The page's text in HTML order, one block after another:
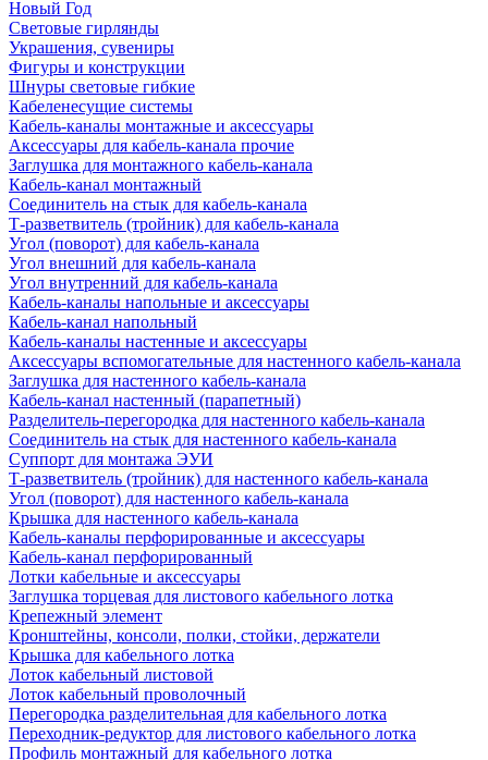
Новый Год
Световые гирлянды
Украшения, сувениры
Фигуры и конструкции
Шнуры световые гибкие
Кабеленесущие системы
Кабель-каналы монтажные и аксессуары
Аксессуары для кабель-канала прочие
Заглушка для монтажного кабель-канала
Кабель-канал монтажный
Соединитель на стык для кабель-канала
Т-разветвитель (тройник) для кабель-канала
Угол (поворот) для кабель-канала
Угол внешний для кабель-канала
Угол внутренний для кабель-канала
Кабель-каналы напольные и аксессуары
Кабель-канал напольный
Кабель-каналы настенные и аксессуары
Аксессуары вспомогательные для настенного кабель-канала
Заглушка для настенного кабель-канала
Кабель-канал настенный (парапетный)
Разделитель-перегородка для настенного кабель-канала
Соединитель на стык для настенного кабель-канала
Суппорт для монтажа ЭУИ
Т-разветвитель (тройник) для настенного кабель-канала
Угол (поворот) для настенного кабель-канала
Крышка для настенного кабель-канала
Кабель-каналы перфорированные и аксессуары
Кабель-канал перфорированный
Лотки кабельные и аксессуары
Заглушка торцевая для листового кабельного лотка
Крепежный элемент
Кронштейны, консоли, полки, стойки, держатели
Крышка для кабельного лотка
Лоток кабельный листовой
Лоток кабельный проволочный
Перегородка разделительная для кабельного лотка
Переходник-редуктор для листового кабельного лотка
Профиль монтажный для кабельного лотка